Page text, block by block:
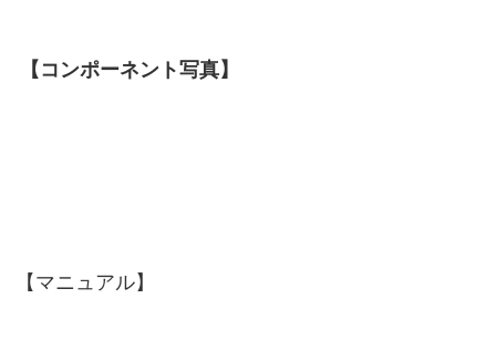
【コンポーネント写真】
【マニュアル】